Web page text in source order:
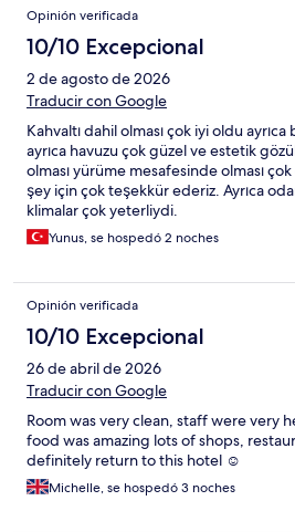
Opinión verificada
10/10 Excepcional
2 de agosto de 2026
Traducir con Google
Kahvaltı dahil olması çok iyi oldu ayrıca
ayrıca havuzu çok güzel ve estetik
olması yürüme mesafesinde olması
şey için çok teşekkür ederiz. Ayrıca
klimalar çok yeterliydi.
Yunus, se hospedó 2 noches
Opinión verificada
10/10 Excepcional
26 de abril de 2026
Traducir con Google
Room was very clean, staff were very
food was amazing lots of shops,
definitely return to this hotel ☺️
Michelle, se hospedó 3 noches